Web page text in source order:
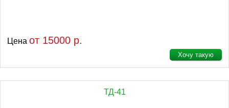
Цена от 15000 р.
Хочу такую
ТД-41